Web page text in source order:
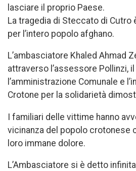
lasciare il proprio Paese.
La tragedia di Steccato di Cutro
per l’intero popolo afghano.
L’ambasciatore Khaled Ahmad
attraverso l’assessore Pollinzi,
l’amministrazione Comunale e
Crotone per la solidarietà
I familiari delle vittime hanno
vicinanza del popolo crotonese
loro immane dolore.
L’Ambasciatore si è detto